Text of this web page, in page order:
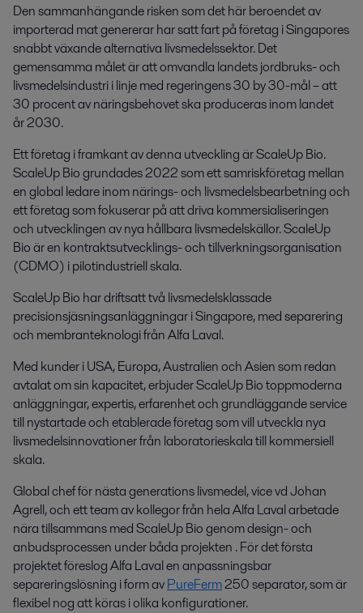
Den sammanhängande risken som det här beroendet av
importerad mat genererar har satt fart på företag i Singapores
snabbt växande alternativa livsmedelssektor. Det
gemensamma målet är att omvandla landets jordbruks- och
livsmedelsindustrii linje med regeringens 30 by 30-mål– att
30 procent av näringsbehovet ska produceras inom landet
år 2030.
Ett företag i framkant av denna utveckling är ScaleUp Bio.
ScaleUp Bio grundades 2022 som ett samriskföretag mellan
en global ledare inom närings- och livsmedelsbearbetning och
ett företag som fokuserar på att driva kommersialiseringen
och utvecklingen av nya hållbara livsmedelskällor.ScaleUp
Bio är en kontraktsutvecklings- och tillverkningsorganisation
(CDMO) i pilotindustriell skala.
ScaleUp Bio har driftsatt två livsmedelsklassade
precisionsjäsningsanläggningar i Singapore, med separering
och membranteknologi från Alfa Laval.
Med kunder i USA, Europa, Australien och Asien som redan
avtalat om sin kapacitet, erbjuder ScaleUp Bio toppmoderna
anläggningar, expertis, erfarenhet och grundläggande service
till nystartade och etablerade företag som vill utveckla nya
livsmedelsinnovationer från laboratorieskala till kommersiell
skala.
Global chef förnästa generations livsmedel, vice vdJohan
Agrell,ochettteam avkollegorfrån helaAlfa Lavalarbetade
näratillsammans medScaleUpBiogenomdesign- och
anbudsprocessen under båda projekten .För det första
projektetföreslogAlfa Lavalenanpassningsbar
separeringslösning i form avPureFerm250separator, som är
flexibel nog att köras i olika konfigurationer.